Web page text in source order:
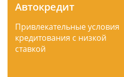
Автокредит
Привлекательные условия
кредитования с низкой
ставкой